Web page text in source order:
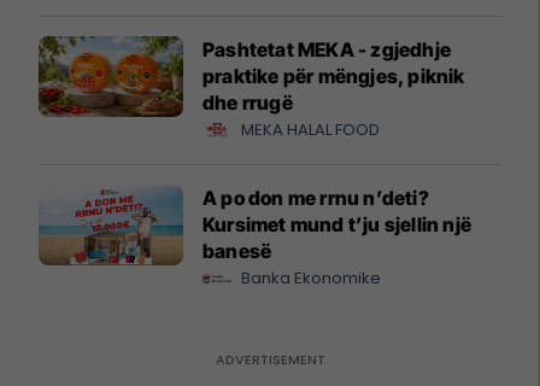
Pashtetat MEKA - zgjedhje
praktike për mëngjes, piknik
dhe rrugë
MEKA HALAL FOOD
A po don me rrnu n’deti?
Kursimet mund t’ju sjellin një
banesë
Banka Ekonomike